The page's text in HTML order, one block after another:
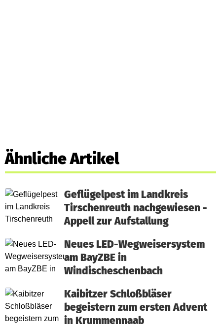
Ähnliche Artikel
Geflügelpest im Landkreis
Tirschenreuth nachgewiesen -
Appell zur Aufstallung
Neues LED-Wegweisersystem
am BayZBE in
Windischeschenbach
Kaibitzer Schloßbläser
begeistern zum ersten Advent
in Krummennaab